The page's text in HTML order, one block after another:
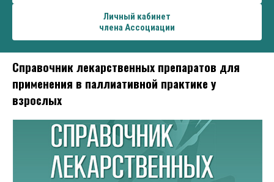
Личный кабинет
члена Ассоциации
Справочник лекарственных препаратов для
применения в паллиативной практике у
взрослых